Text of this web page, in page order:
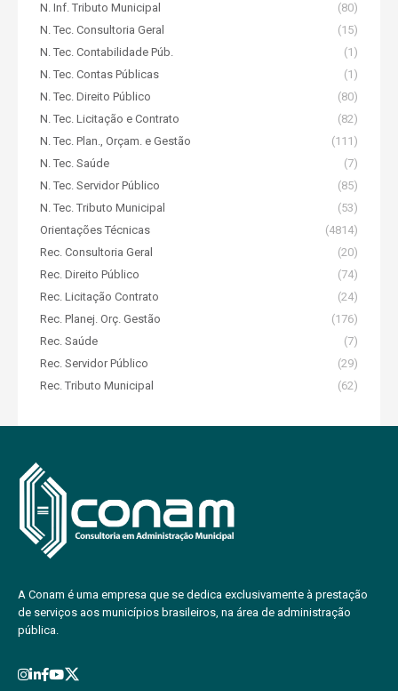
N. Inf. Tributo Municipal
(80)
N. Tec. Consultoria Geral
(15)
N. Tec. Contabilidade Púb.
(1)
N. Tec. Contas Públicas
(1)
N. Tec. Direito Público
(80)
N. Tec. Licitação e Contrato
(82)
N. Tec. Plan., Orçam. e Gestão
(111)
N. Tec. Saúde
(7)
N. Tec. Servidor Público
(85)
N. Tec. Tributo Municipal
(53)
Orientações Técnicas
(4814)
Rec. Consultoria Geral
(20)
Rec. Direito Público
(74)
Rec. Licitação Contrato
(24)
Rec. Planej. Orç. Gestão
(176)
Rec. Saúde
(7)
Rec. Servidor Público
(29)
Rec. Tributo Municipal
(62)
A Conam é uma empresa que se dedica exclusivamente à prestação
de serviços aos municípios brasileiros, na área de administração
pública.